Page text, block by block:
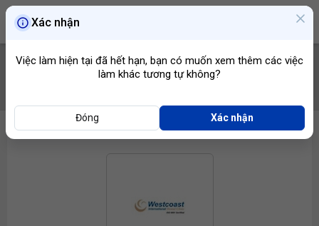
Xác nhận
Việc làm hiện tại đã hết hạn, bạn có muốn xem thêm các việc
làm khác tương tự không?
Đóng Xác nhận